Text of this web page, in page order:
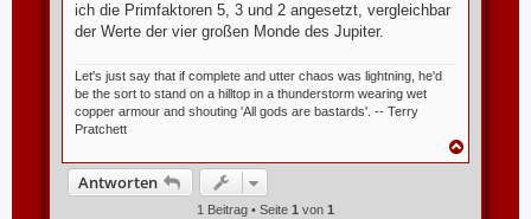
ich die Primfaktoren 5, 3 und 2 angesetzt, vergleichbar
der Werte der vier großen Monde des Jupiter.
Let's just say that if complete and utter chaos was lightning, he'd
be the sort to stand on a hilltop in a thunderstorm wearing wet
copper armour and shouting 'All gods are bastards'. -- Terry
Pratchett
a
Antworten
1 Beitrag • Seite 1 von 1